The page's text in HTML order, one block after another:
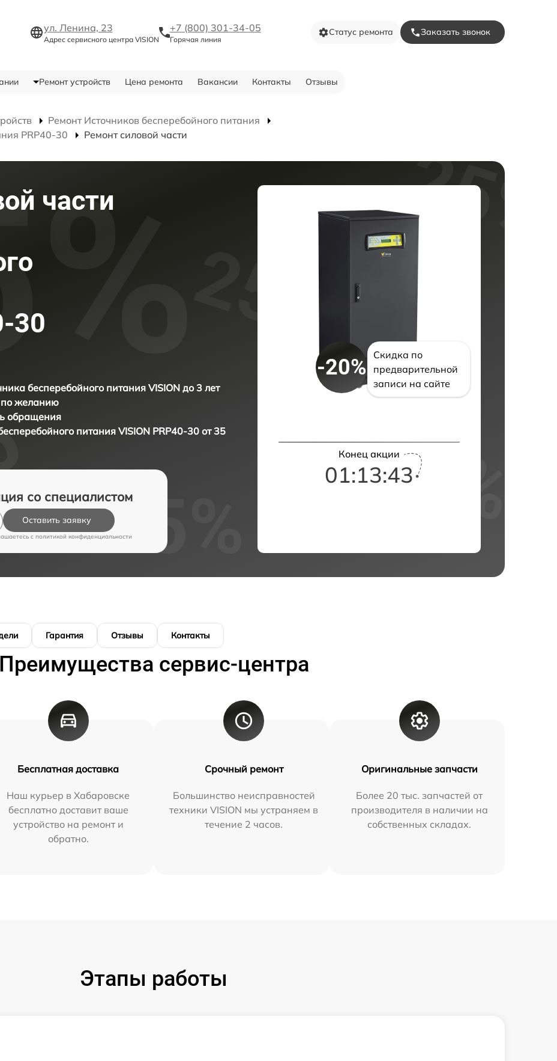
ул. Ленина, 23
Адрес сервисного центра VISION
+7 (800) 301-34-05
Горячая линия
Статус ремонта Заказать звонок
Ремонт устройств Цена ремонта Вакансии Контакты Отзывы
Ремонт Источников бесперебойного питания
PRP40-30
Ремонт силовой части
части
30
бесперебойного питания VISION до 3 лет
по желанию
обращения
питания VISION PRP40-30 от 35
со специалистом
Оставить заявку
c политикой конфиденциальности
-20%
Скидка по
предварительной
записи на сайте
Конец акции
01:13:43
Гарантия Отзывы Контакты
Преимущества сервис-центра
Бесплатная доставка
Наш курьер в Хабаровске
бесплатно доставит ваше
устройство на ремонт и
обратно.
Срочный ремонт
Большинство неисправностей
техники VISION мы устраняем в
течение 2 часов.
Оригинальные запчасти
Более 20 тыс. запчастей от
производителя в наличии на
собственных складах.
Этапы работы